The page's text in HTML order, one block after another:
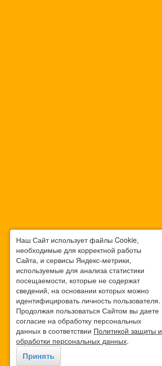
Наш Сайт использует файлы Cookie,
необходимые для корректной работы
Сайта, и сервисы Яндекс-метрики,
используемые для анализа статистики
посещаемости, которые не содержат
сведений, на основании которых можно
идентифицировать личность пользователя.
Продолжая пользоваться Сайтом вы даете
согласие на обработку персональных
данных в соответствии Политикой защиты и
обработки персональных данных.
Принять